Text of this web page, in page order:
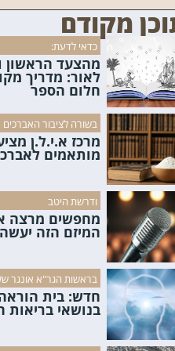
מקודם
כדאי לדעת:
מהצעד הראשון
לאור: מדריך
חלום הספר
בשורה לציבור האברכים
מרכז א.י.ל.ן
מותאמים
ודרשת היטב
מחפשים מרצה
המיזם הזה
בראשות הגר"א אונגר
חדש: בית
בנושאי בריאות